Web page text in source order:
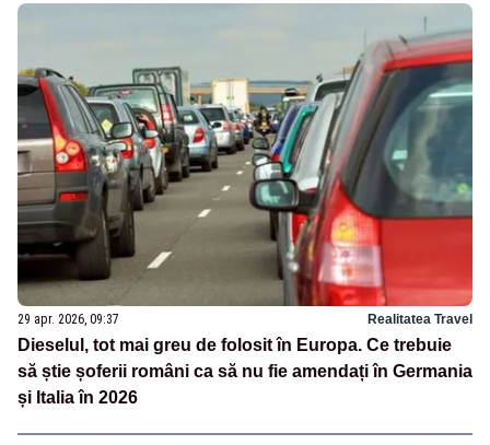
29 apr. 2026, 09:37 Realitatea Travel
Dieselul, tot mai greu de folosit în Europa. Ce trebuie
să știe șoferii români ca să nu fie amendați în Germania
și Italia în 2026